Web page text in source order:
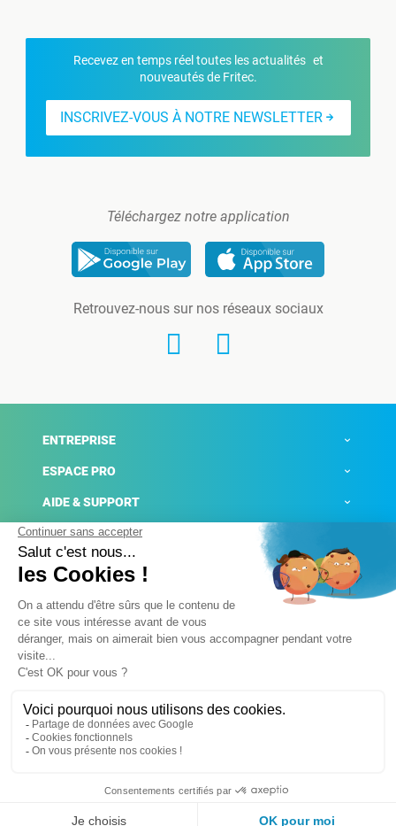
Recevez en temps réel toutes les actualités et
nouveautés de Fritec.
INSCRIVEZ-VOUS À NOTRE NEWSLETTER
Téléchargez notre application
Retrouvez-nous sur nos réseaux sociaux
ENTREPRISE
ESPACE PRO
AIDE & SUPPORT
ACTUALITÉS
Mentions légales
Conditions générales de ventes
Plateforme de signalement